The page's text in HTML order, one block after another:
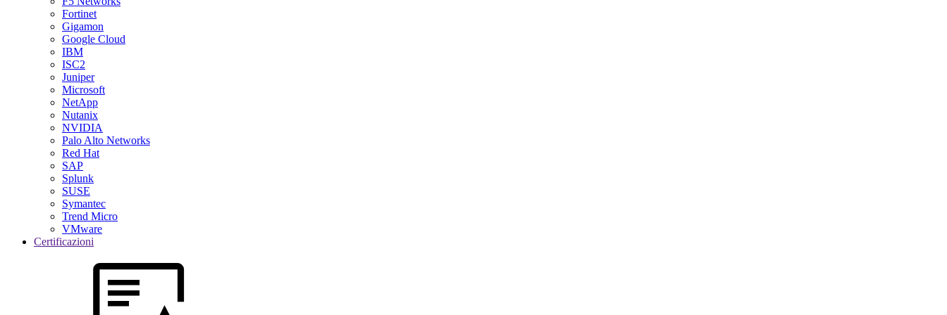
Fortinet
Gigamon
Google Cloud
IBM
ISC2
Juniper
Microsoft
NetApp
Nutanix
NVIDIA
Palo Alto Networks
Red Hat
SAP
Splunk
SUSE
Symantec
Trend Micro
VMware
Certificazioni